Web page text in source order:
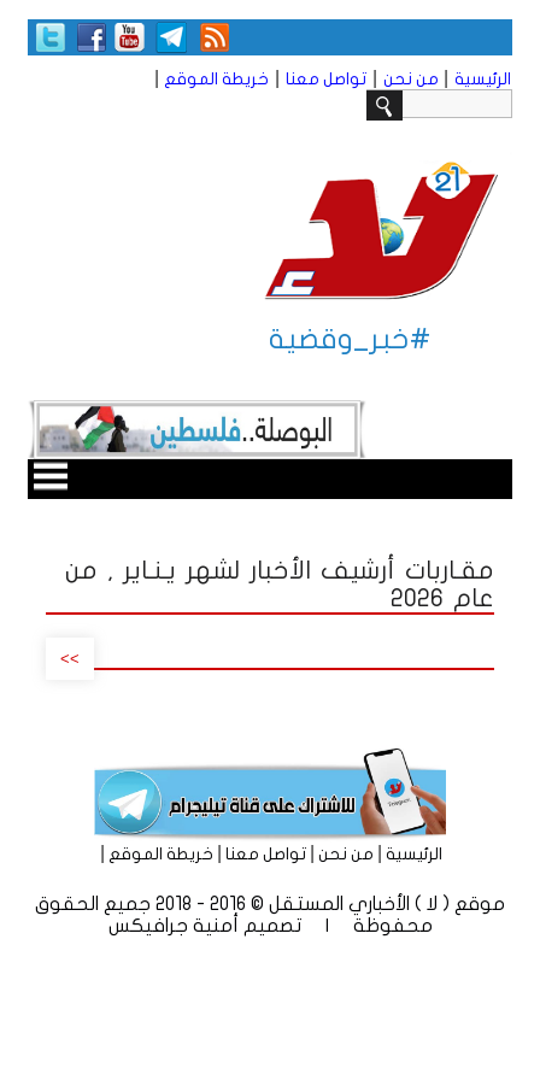
الرئيسية من نحن تواصل معنا خريطة الموقع
#خبر_وقضية
مقـاربات أرشيف الأخبار لشهر يـنـاير , من
عام 2026
>>
الرئيسية|من نحن|تواصل معنا|خريطة الموقع
موقع ( لا ) الأخباري المستقل © 2016 - 2018 جميع الحقوق
محفوظة | تصميم
أمنية جرافيكس